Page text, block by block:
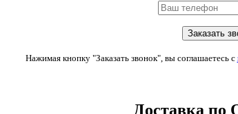
Нажимая кнопку "Заказать звонок", вы соглашаетесь с
Доставка по